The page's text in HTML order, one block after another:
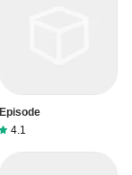
Episode
4.1